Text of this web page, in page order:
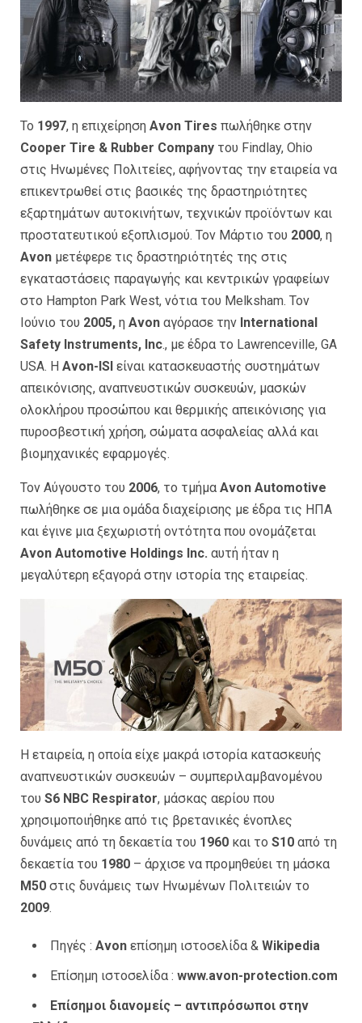
Το 1997, η επιχείρηση Avon Tires πωλήθηκε στην
Cooper Tire & Rubber Company του Findlay, Ohio
στις Ηνωμένες Πολιτείες, αφήνοντας την εταιρεία να
επικεντρωθεί στις βασικές της δραστηριότητες
εξαρτημάτων αυτοκινήτων, τεχνικών προϊόντων και
προστατευτικού εξοπλισμού. Τον Μάρτιο του 2000, η
Avon μετέφερε τις δραστηριότητές της στις
εγκαταστάσεις παραγωγής και κεντρικών γραφείων
στο Hampton Park West, νότια του Melksham. Τον
Ιούνιο του 2005, η Avon αγόρασε την International
Safety Instruments, Inc., με έδρα το Lawrenceville, GA
USA. Η Avon-ISI είναι κατασκευαστής συστημάτων
απεικόνισης, αναπνευστικών συσκευών, μασκών
ολοκλήρου προσώπου και θερμικής απεικόνισης για
πυροσβεστική χρήση, σώματα ασφαλείας αλλά και
βιομηχανικές εφαρμογές.
Τον Αύγουστο του 2006, το τμήμα Avon Automotive
πωλήθηκε σε μια ομάδα διαχείρισης με έδρα τις ΗΠΑ
και έγινε μια ξεχωριστή οντότητα που ονομάζεται
Avon Automotive Holdings Inc. αυτή ήταν η
μεγαλύτερη εξαγορά στην ιστορία της εταιρείας.
Η εταιρεία, η οποία είχε μακρά ιστορία κατασκευής
αναπνευστικών συσκευών – συμπεριλαμβανομένου
του S6 NBC Respirator, μάσκας αερίου που
χρησιμοποιήθηκε από τις βρετανικές ένοπλες
δυνάμεις από τη δεκαετία του 1960 και το S10 από τη
δεκαετία του 1980 – άρχισε να προμηθεύει τη μάσκα
M50 στις δυνάμεις των Ηνωμένων Πολιτειών το
2009.
Πηγές : Avon επίσημη ιστοσελίδα & Wikipedia
Επίσημη ιστοσελίδα : www.avon-protection.com
Επίσημοι διανομείς – αντιπρόσωποι στην